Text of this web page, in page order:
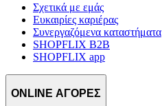
Σχετικά με εμάς
Ευκαιρίες καριέρας
Συνεργαζόμενα καταστήματα
SHOPFLIX B2B
SHOPFLIX app
ONLINE ΑΓΟΡΕΣ